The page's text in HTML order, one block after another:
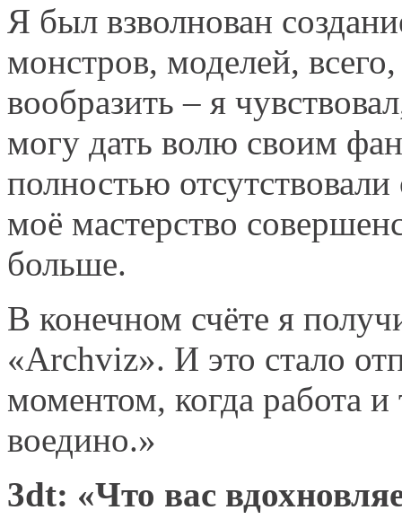
Я был взволнован
монстров, моделей,
вообразить – я
могу дать волю своим
полностью
моё мастерство
больше.
В конечном счёте я
«Archviz». И это стало
моментом, когда работа
воедино.»
3dt: «Что вас